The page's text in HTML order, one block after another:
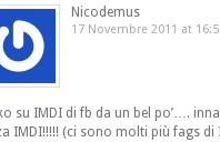
Nicodemus
17 Novembre 2011 at
su IMDI di fb da un bel po’….
IMDI!!!!! (ci sono molti più fags di